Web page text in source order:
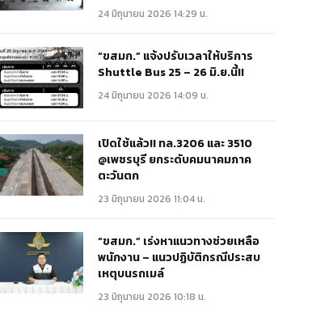
24 มิถุนายน 2026 14:29 น.
“ขสมก.” แจ้งปรับเวลาให้บริการ
Shuttle Bus 25 – 26 มิ.ย.นี้!!
24 มิถุนายน 2026 14:09 น.
เปิดใช้แล้ว!! ทล.3206 และ 3510
@เพชรบุรี ยกระดับคมนาคมภาค
ตะวันตก
23 มิถุนายน 2026 11:04 น.
“ขสมก.” เร่งหาแนวทางช่วยเหลือ
พนักงาน – แนวปฏิบัติกรณีประสบ
เหตุบนรถเมล์
23 มิถุนายน 2026 10:18 น.